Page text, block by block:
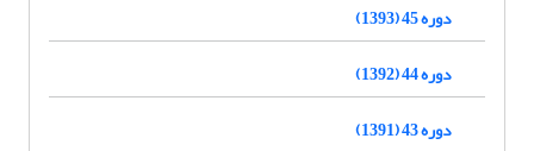
دوره 45 (1393)
دوره 44 (1392)
دوره 43 (1391)